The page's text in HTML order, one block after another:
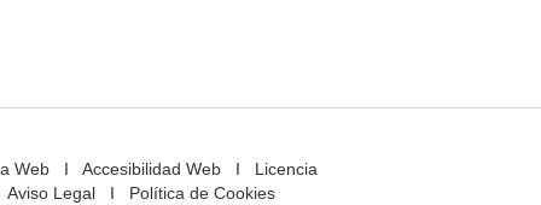
WebI Accesibilidad WebI Licencia
Aviso Legal I Política de Cookies